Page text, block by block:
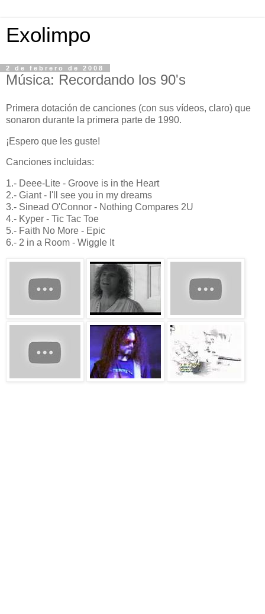
Exolimpo
2 de febrero de 2008
Música: Recordando los 90's
Primera dotación de canciones (con sus vídeos, claro) que
sonaron durante la primera parte de 1990.
¡Espero que les guste!
Canciones incluidas:
1.- Deee-Lite - Groove is in the Heart
2.- Giant - I'll see you in my dreams
3.- Sinead O'Connor - Nothing Compares 2U
4.- Kyper - Tic Tac Toe
5.- Faith No More - Epic
6.- 2 in a Room - Wiggle It